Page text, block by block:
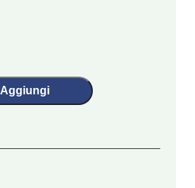
Aggiungi